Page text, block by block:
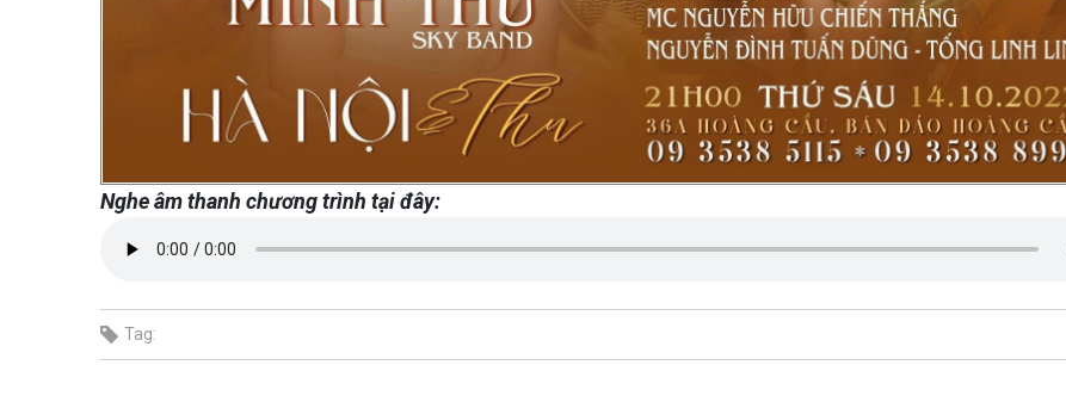
Nghe âm thanh chương trình tại đây:
Tag: